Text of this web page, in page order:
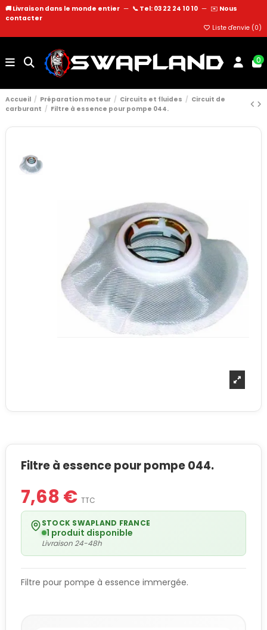
🚚 Livraison dans le monde entier — 📞 Tel: 03 22 24 10 10 — ✉️ Nous
contacter
Liste d'envie (0)
0
Accueil Préparation moteur Circuits et fluides
Circuit de
carburant
Filtre à essence pour pompe 044.
Filtre à essence pour pompe 044.
7,68 € TTC
STOCK SWAPLAND FRANCE
1 produit disponible
Livraison 24-48h
Filtre pour pompe à essence immergée.